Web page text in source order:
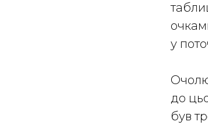
у
до
був